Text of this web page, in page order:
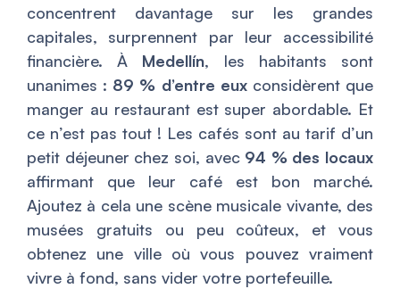
concentrent davantage sur les grandes
capitales, surprennent par leur accessibilité
financière. À Medellín, les habitants sont
unanimes : 89 % d’entre euxconsidèrent que
manger au restaurant est super abordable. Et
ce n’est pas tout ! Les cafés sont au tarif d’un
petit déjeuner chez soi, avec 94 % des locaux
affirmant que leur café est bon marché.
Ajoutez à cela une scène musicale vivante, des
musées gratuits ou peu coûteux, et vous
obtenez une ville où vous pouvez vraiment
vivre à fond, sans vider votre portefeuille.